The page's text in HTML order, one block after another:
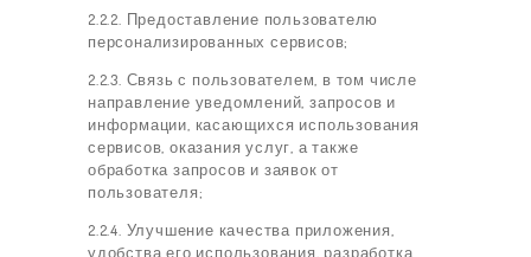
2.2.2. Предоставление пользователю
персонализированных сервисов;
2.2.3. Связь с пользователем, в том числе
направление уведомлений, запросов и
информации, касающихся использования
сервисов, оказания услуг, а также
обработка запросов и заявок от
пользователя;
2.2.4. Улучшение качества приложения,
удобства его использования, разработка